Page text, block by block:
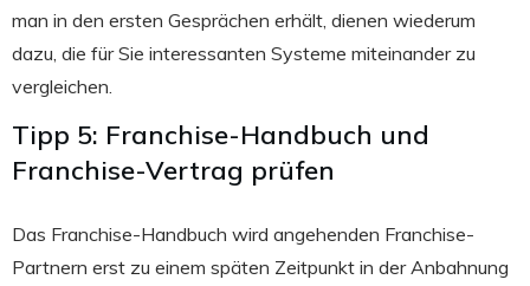
man in den ersten Gesprächen erhält, dienen wiederum
dazu, die für Sie interessanten Systeme miteinander zu
vergleichen.
Tipp 5: Franchise-Handbuch und
Franchise-Vertrag prüfen
Das Franchise-Handbuch wird angehenden Franchise-
Partnern erst zu einem späten Zeitpunkt in der Anbahnung